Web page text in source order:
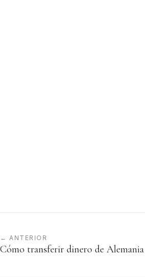
← ANTERIOR
Cómo transferir dinero de